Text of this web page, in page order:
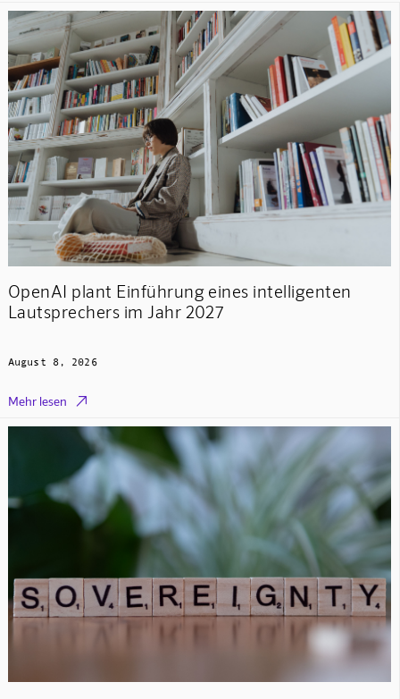
OpenAI plant Einführung eines intelligenten
Lautsprechers im Jahr 2027
August 8, 2026
Mehr lesen 